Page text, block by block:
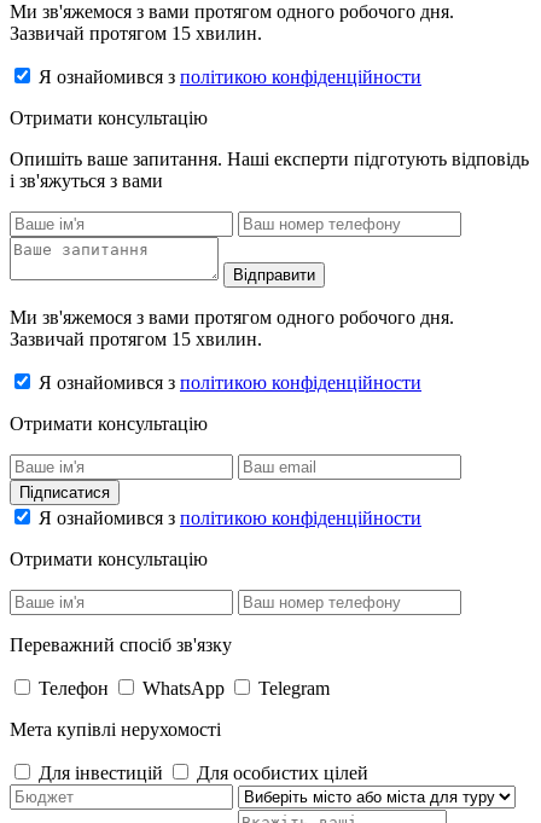
Ми зв'яжемося з вами протягом одного робочого дня.
Зазвичай протягом 15 хвилин.
Я ознайомився з політикою конфіденційности
Отримати консультацію
Опишіть ваше запитання. Наші експерти підготують відповідь
і зв'яжуться з вами
Відправити
Ми зв'яжемося з вами протягом одного робочого дня.
Зазвичай протягом 15 хвилин.
Я ознайомився з політикою конфіденційности
Отримати консультацію
Підписатися
Я ознайомився з політикою конфіденційности
Отримати консультацію
Переважний спосіб зв'язку
Телефон WhatsApp
Telegram
Мета купівлі нерухомості
Для інвестицій Для особистих цілей